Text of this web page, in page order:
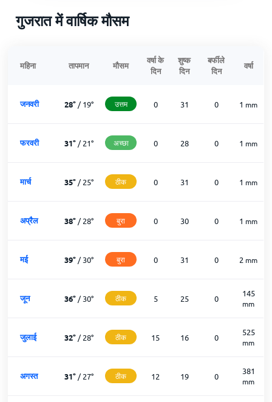
गुजरात में वार्षिक मौसम
महिना तापमान मौसम
वर्षा के
दिन
शुष्क
दिन
बर्फीले
दिन
वर्षा
जनवरी 28°/19° उत्तम 0 31 0 1 mm
फरवरी 31°/21° अच्छा 0 28 0 1 mm
मार्च 35°/25° ठीक 0 31 0 1 mm
अप्रैल 38°/28° बुरा 0 30 0 1 mm
मई 39°/30° बुरा 0 31 0 2 mm
जून 36°/30° ठीक 5 25 0
145
mm
जुलाई 32°/28° ठीक 15 16 0
525
mm
अगस्त 31°/27° ठीक 12 19 0
381
mm